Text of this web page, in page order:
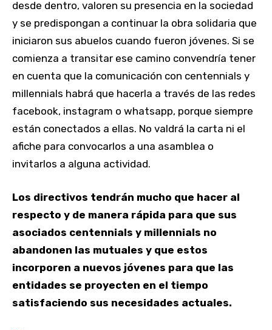
desde dentro, valoren su presencia en la sociedad
y se predispongan a continuar la obra solidaria que
iniciaron sus abuelos cuando fueron jóvenes. Si se
comienza a transitar ese camino convendría tener
en cuenta que la comunicación con centennials y
millennials habrá que hacerla a través de las redes
facebook, instagram o whatsapp, porque siempre
están conectados a ellas. No valdrá la carta ni el
afiche para convocarlos a una asamblea o
invitarlos a alguna actividad.
Los directivos tendrán mucho que hacer al
respecto y de manera rápida para que sus
asociados centennials y millennials no
abandonen las mutuales y que estos
incorporen a nuevos jóvenes para que las
entidades se proyecten en el tiempo
satisfaciendo sus necesidades actuales.